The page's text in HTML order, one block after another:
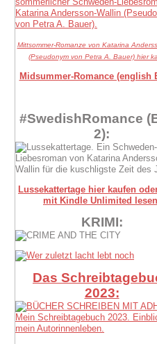
Mittsommer-Romanze von Katarina
(Pseudonym von Petra A. Bauer) hier
Midsummer-Romance (english
#SwedishRomance
2):
Lussekattertage hier kaufen
mit Kindle Unlimited
KRIMI:
Das
2023: